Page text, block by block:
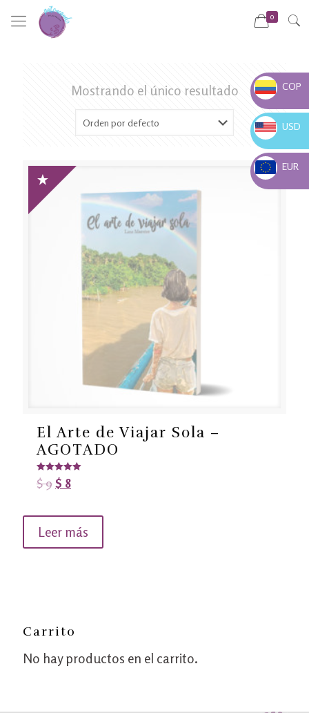
0
Mostrando el único resultado
El Arte de Viajar Sola –
AGOTADO
Valorado en
5.00
$9$ 8
Leer más
Carrito
No hay productos en el carrito.
COP $
COP
USD $
USD
EUR €
EUR